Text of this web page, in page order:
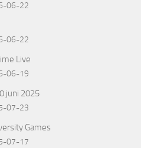
06-22
06-22
Live
06-19
juni 2025
07-23
Games
07-17